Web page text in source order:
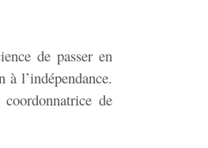
de passer en
à l’indépendance.
de